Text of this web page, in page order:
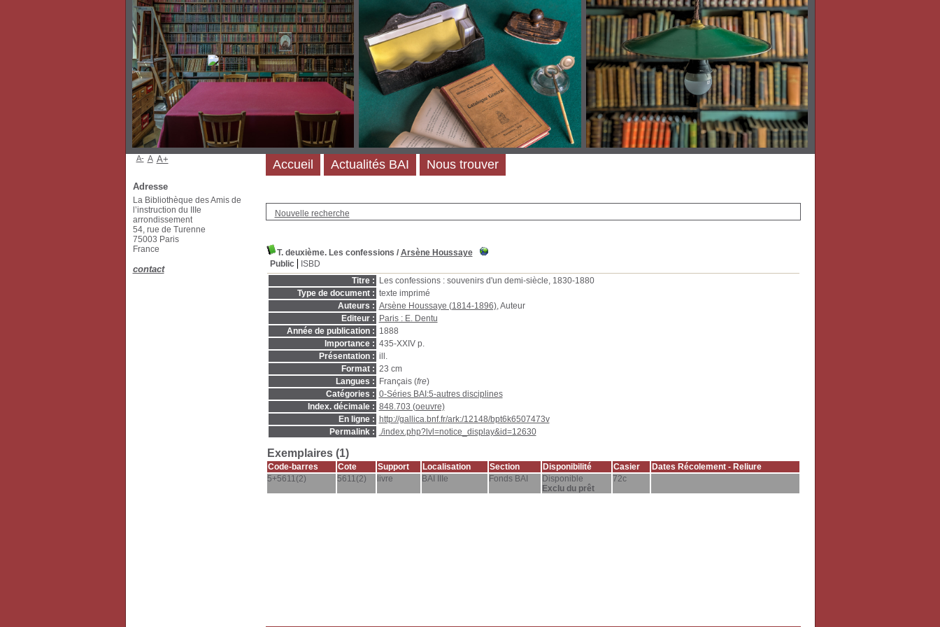
Nouvelle recherche
T. deuxième. Les confessions / Arsène Houssaye
Public
ISBD
Titre :
Les confessions : souvenirs d'un demi-siècle, 1830-1880
Type de document : texte imprimé
Auteurs : Arsène Houssaye (1814-1896), Auteur
Editeur :
Paris : E. Dentu
Année de publication : 1888
Importance : 435-XXIV p.
Présentation : ill.
Format : 23 cm
Langues :
Français (fre)
Catégories : 0-Séries BAI:5-autres disciplines
Index. décimale : 848.703 (oeuvre)
En ligne :
http://gallica.bnf.fr/ark:/12148/bpt6k6507473v
Permalink : ./index.php?lvl=notice_display&id=12630
Exemplaires (1)
Code-barres Cote Support Localisation Section Disponibilité Casier
Dates Récolement - Reliure
5+5611(2)
5611(2) livre BAI IIIe Fonds BAI
Disponible
Exclu du prêt
72c
Accueil Actualités BAI Nous trouver
A- A A+
Adresse
La Bibliothèque des Amis de
l’instruction du IIIe
arrondissement
54, rue de Turenne
75003 Paris
France
contact